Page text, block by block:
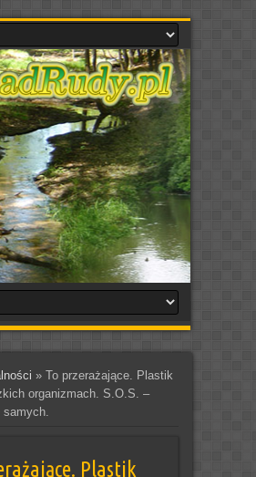
» To przerażające. Plastik
organizmach. S.O.S. –
Plastik